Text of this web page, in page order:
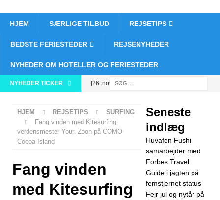
HJEM SÆRLIGE TILBUD REJSETIPS
BEDSTE FERIESTEDER REJSENYHEDER
NYHEDER OM HOTELLER OG FERIESTEDER
NYHEDER TICKER [26. november
samarbejder
Travel Guide i
jagten på
HJEM REJSETIPS
SURFING
Fang vinden med Kitesurfing
verdensmester Youri Zoon på COMO
Cocoa Island
Fang vinden
med Kitesurfing
Seneste
indlæg
Huvafen Fushi
samarbejder med
Forbes Travel
Guide i jagten på
femstjernet status
Fejr jul og nytår på